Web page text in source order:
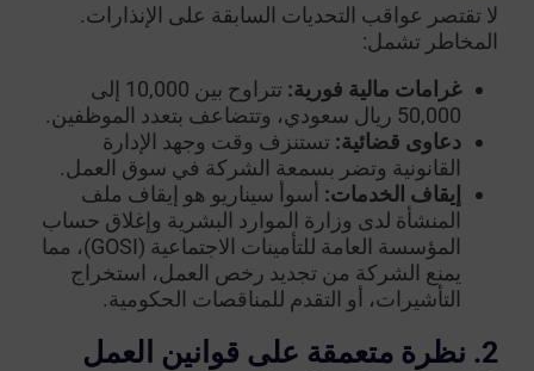
لا تقتصر عواقب التحديات السابقة على الإنذارات.
المخاطر تشمل:
غرامات مالية فورية:
تتراوح بين 10,000 إلى
50,000 ريال سعودي، وتتضاعف بتعدد الموظفين.
دعاوى قضائية: تستنزف وقت وجهد الإدارة
القانونية وتضر بسمعة الشركة في سوق العمل.
إيقاف الخدمات: أسوأ سيناريو هو إيقاف ملف
المنشأة لدى وزارة الموارد البشرية وإغلاق حساب
المؤسسة العامة للتأمينات الاجتماعية (GOSI)، مما
يمنع الشركة من تجديد رخص العمل، استخراج
التأشيرات، أو التقدم للمناقصات الحكومية.
2. نظرة متعمقة على قوانين العمل